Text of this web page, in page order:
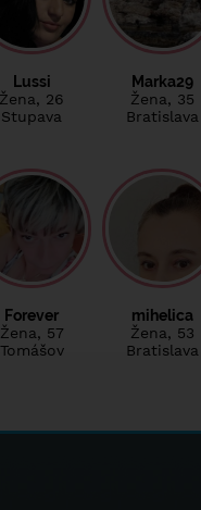
Lussi
Žena, 26
Stupava
Marka29
Žena, 35
Bratislava
Forever
Žena, 57
Tomášov
mihelica
Žena, 53
Bratislava